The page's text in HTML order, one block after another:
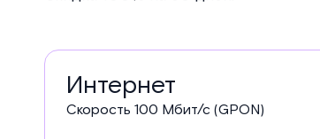
Услуги
Интернет
Скорость 100 Мбит/с (GPON)